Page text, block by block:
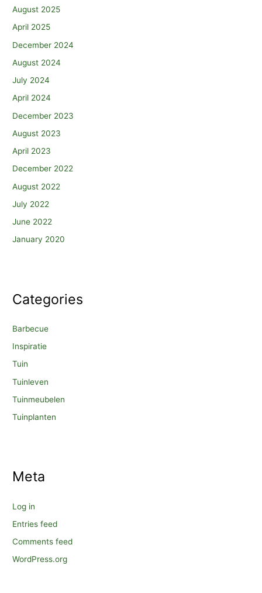
August 2025
April 2025
December 2024
August 2024
July 2024
April 2024
December 2023
August 2023
April 2023
December 2022
August 2022
July 2022
June 2022
January 2020
Categories
Barbecue
Inspiratie
Tuin
Tuinleven
Tuinmeubelen
Tuinplanten
Meta
Log in
Entries feed
Comments feed
WordPress.org